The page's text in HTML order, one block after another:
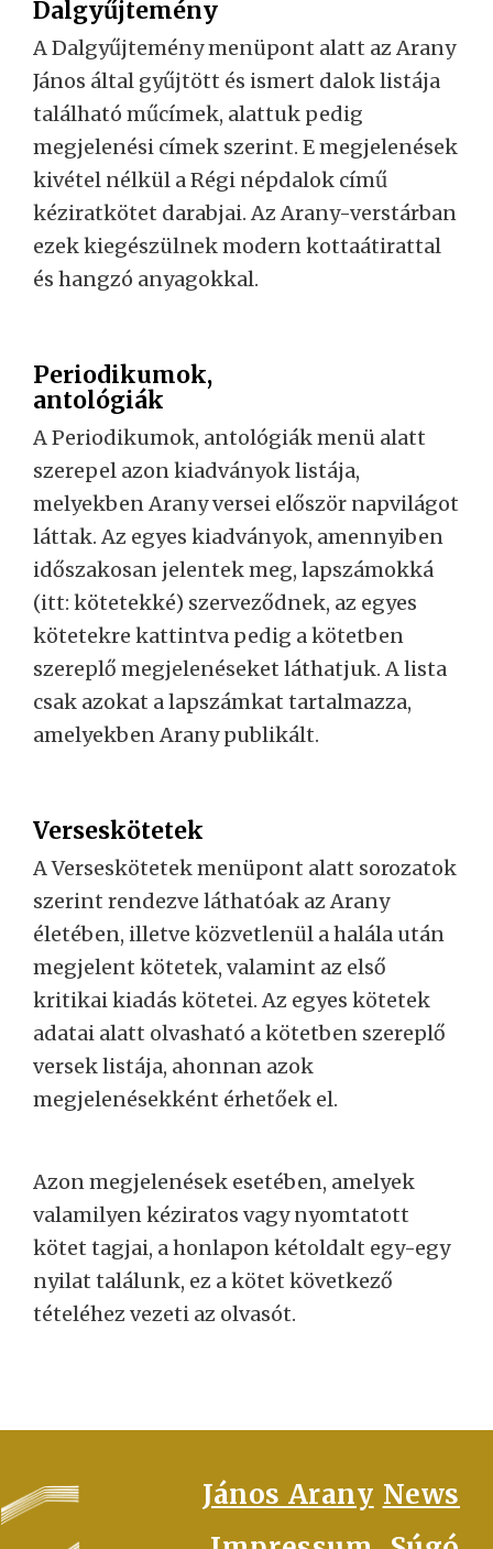
Dalgyűjtemény
A Dalgyűjtemény menüpont alatt az Arany
János által gyűjtött és ismert dalok listája
található műcímek, alattuk pedig
megjelenési címek szerint. E megjelenések
kivétel nélkül a Régi népdalok című
kéziratkötet darabjai. Az Arany-verstárban
ezek kiegészülnek modern kottaátirattal
és hangzó anyagokkal.
Periodikumok,
antológiák
A Periodikumok, antológiák menü alatt
szerepel azon kiadványok listája,
melyekben Arany versei először napvilágot
láttak. Az egyes kiadványok, amennyiben
időszakosan jelentek meg, lapszámokká
(itt: kötetekké) szerveződnek, az egyes
kötetekre kattintva pedig a kötetben
szereplő megjelenéseket láthatjuk. A lista
csak azokat a lapszámkat tartalmazza,
amelyekben Arany publikált.
Verseskötetek
A Verseskötetek menüpont alatt sorozatok
szerint rendezve láthatóak az Arany
életében, illetve közvetlenül a halála után
megjelent kötetek, valamint az első
kritikai kiadás kötetei. Az egyes kötetek
adatai alatt olvasható a kötetben szereplő
versek listája, ahonnan azok
megjelenésekként érhetőek el.
Azon megjelenések esetében, amelyek
valamilyen kéziratos vagy nyomtatott
kötet tagjai, a honlapon kétoldalt egy-egy
nyilat találunk, ez a kötet következő
tételéhez vezeti az olvasót.
FOOTER
János Arany News